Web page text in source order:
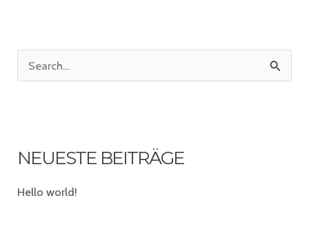
u
e
n
NEUESTE BEITRÄGE
Hello world!